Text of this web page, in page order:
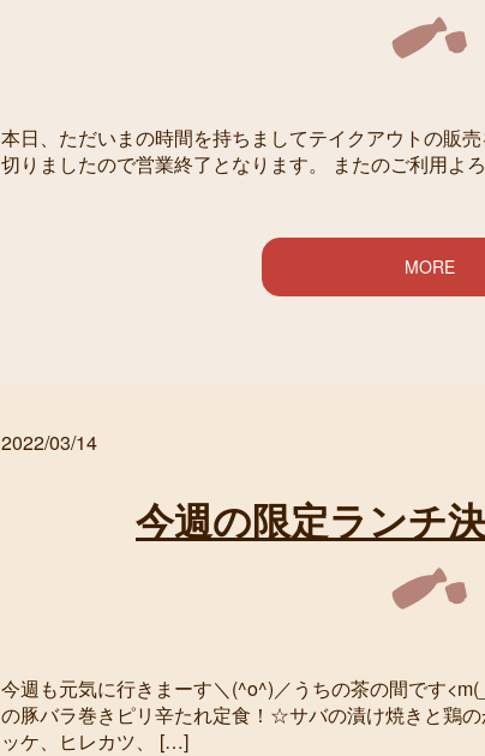
本日、ただいまの時間を持ちましてテイクアウトの販
切りましたので営業終了となります。 またのご利用よ
MORE
2022/03/14
今週の限定ランチ
今週も元気に行きまーす＼(^o^)／うちの茶の間です
の豚バラ巻きピリ辛たれ定食！☆サバの漬け焼きと鶏
ッケ、ヒレカツ、 […]